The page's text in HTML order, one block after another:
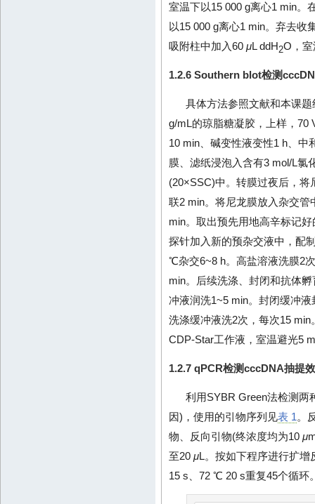
室温下以15 000 g离心1 min。
以15 000 g离心1 min。弃去收
吸附柱中加入60 μL ddH2O，室
1.2.6 Southern blot检测
具体方法参照文献和本课
g/mL的琼脂糖凝胶，上样，70
10 min、碱变性液变性1 h、中
膜、滤纸浸泡入含有3 mol/L氯
(20×SSC)中。转膜过夜后，
联2 min。将尼龙膜放入杂交
min。取出预先用地高辛标记
探针加入新的预杂交液中，配
℃杂交6~8 h。高盐溶液洗膜2
min。后续洗涤、封闭和抗体
冲液润洗1~5 min。封闭缓冲
洗涤缓冲液洗2次，每次15
CDP-Star工作液，室温避光5
1.2.7 qPCR检测cccDNA抽提
利用SYBR Green法检测
因)，使用的引物序列见表 1。
物、反向引物(终浓度均为10 μ
至20 μL。按如下程序进行扩
15 s、72 ℃ 20 s重复45个循环